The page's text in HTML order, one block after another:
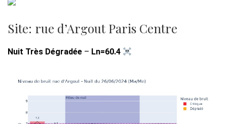
Site: rue d’Argout Paris Centre
Nuit Très Dégradée – Ln=60.4